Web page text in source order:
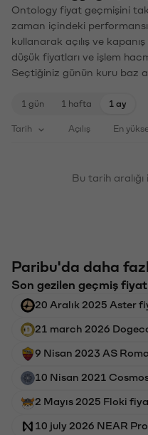
Ontology fiyat geçmişini
zaman içindeki
kullanarak açılış ve
düşük fiyatları ve işlem
Seçtiğiniz günün kuru baz
1 gün 1 hafta 1 ay
Tarih Açılış En
Bu tarih aralığı
Paribu'da daha
Son gezilen geçmiş
20 Aralık 2025 Aster
21 march 2026
9 Nisan 2023 AS
10 Nisan 2021
2 Mayıs 2025 Floki
10 july 2026 NEAR